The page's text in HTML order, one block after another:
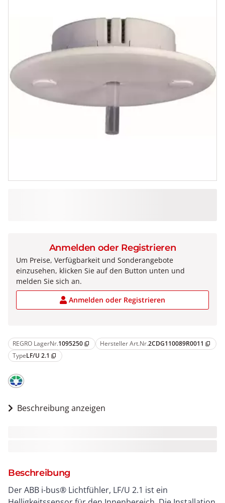
REGRO LagerNr.1095250 content_copy Hersteller Art.Nr.2CDG110089R0011 content_copy
TypeLF/U 2.1 content_copy
Beschreibung anzeigen
Beschreibung
Der ABB i-bus® Lichtfühler, LF/U 2.1 ist ein
Anmelden oder Registrieren
Um Preise, Verfügbarkeit und Sonderangebote
einzusehen, klicken Sie auf den Button unten und
melden Sie sich an.
Anmelden oder Registrieren